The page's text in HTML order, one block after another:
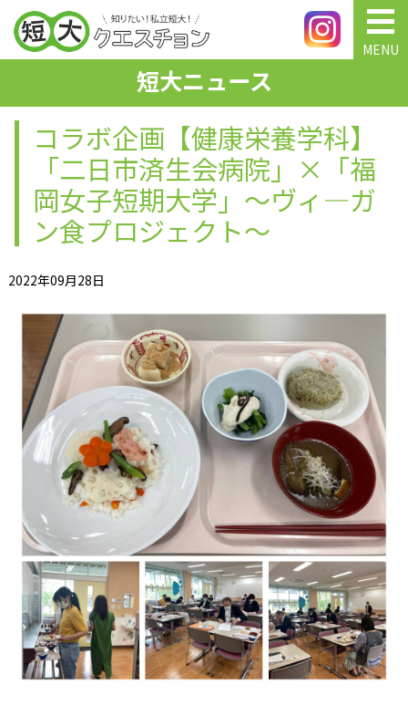
MENU
短大ニュース
コラボ企画【健康栄養学科】
「二日市済生会病院」×「福
岡女子短期大学」〜ヴィ―ガ
ン食プロジェクト～
2022年09月28日